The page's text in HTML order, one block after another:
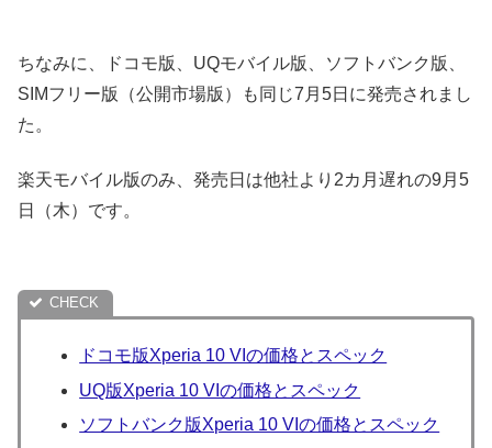
ちなみに、ドコモ版、UQモバイル版、ソフトバンク版、
SIMフリー版（公開市場版）も同じ7月5日に発売されまし
た。
楽天モバイル版のみ、発売日は他社より2カ月遅れの9月5
日（木）です。
ドコモ版Xperia 10 VIの価格とスペック
UQ版Xperia 10 VIの価格とスペック
ソフトバンク版Xperia 10 VIの価格とスペック